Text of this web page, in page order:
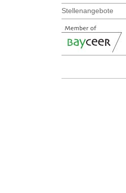
Stellenangebote